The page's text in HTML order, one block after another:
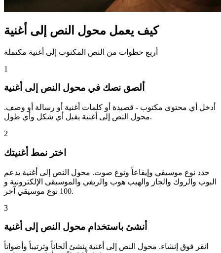
كيف يعمل محول النص إلى أغنية
أربع خطوات من النص المكتوب إلى أغنية مكتملة
1
ألصق نصك في محول النص إلى أغنية
أدخل أي محتوى مكتوب - قصيدة أو كلمات أغنية أو رسالة أو وصف.
محول النص إلى أغنية يقبل أي شكل وأي طول.
2
اختر نمط أغنيتك
حدد نوع موسيقي وإيقاعاً ونوع صوت. محول النص إلى أغنية يدعم
البوب والروك والجاز والهيب هوب والريفي والموسيقى الإلكترونية و
100 نوع موسيقي آخر.
3
أنشئ باستخدام محول النص إلى أغنية
انقر فوق إنشاء. محول النص إلى أغنية ينشئ ألحاناً وترتيباً وأصواتاً